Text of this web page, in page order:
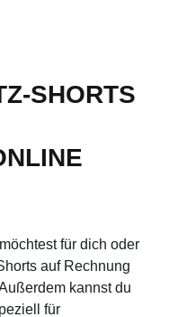
SHORTS
für dich oder
auf Rechnung
kannst du
für